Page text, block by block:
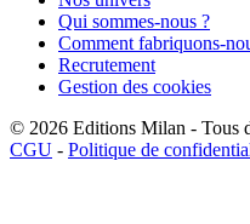
Qui sommes-nous ?
Comment fabriquons-
Recrutement
Gestion des cookies
© 2026 Editions Milan - Tous
CGU - Politique de